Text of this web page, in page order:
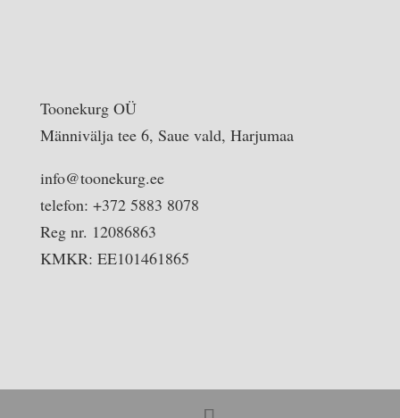
Toonekurg OÜ
Männivälja tee 6, Saue vald, Harjumaa
info@toonekurg.ee
telefon: +372 5883 8078
Reg nr. 12086863
KMKR: EE101461865